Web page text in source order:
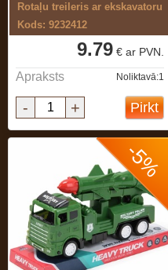
Rotaļu treileris ar ekskavatoru
Kods: 9232412
9.79 € ar PVN.
Apraksts Noliktavā:1
- + Pirkt
-5%